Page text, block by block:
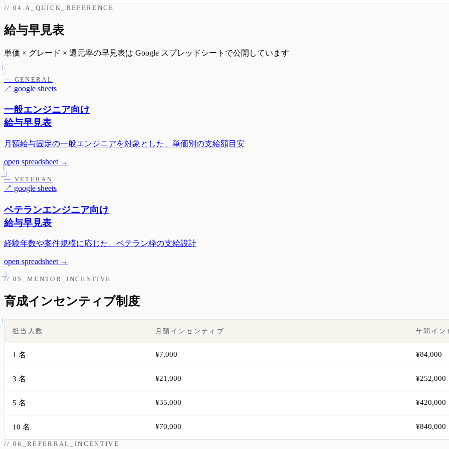
// 04.A_QUICK_REFERENCE
給与早見表
単価 × グレード × 還元率の早見表は Google スプレッドシートで公開しています
— GENERAL
↗ google sheets
一般エンジニア向け
給与早見表
月額給与固定の一般エンジニアを対象とした、単価別の支給額目安
open spreadsheet →
— VETERAN
↗ google sheets
ベテランエンジニア向け
給与早見表
経験年数や案件規模に応じた、ベテラン枠の支給設計
open spreadsheet →
// 05_MENTOR_INCENTIVE
育成インセンティブ制度
担当人数 月額インセンティブ 年間イン
1 名 ¥7,000 ¥84,000
3 名 ¥21,000 ¥252,000
5 名 ¥35,000 ¥420,000
10 名 ¥70,000 ¥840,000
// 06_REFERRAL_INCENTIVE